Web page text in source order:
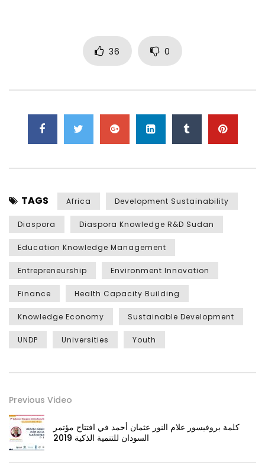
36 0
TAGS Africa Development Sustainability
Diaspora Diaspora Knowledge R&D Sudan
Education Knowledge Management
Entrepreneurship Environment Innovation
Finance Health Capacity Building
Knowledge Economy Sustainable Development
UNDP Universities Youth
Previous Video
كلمة بروفيسور علام النور عثمان أحمد في افتتاح مؤتمر
السودان للتنمية الذكية 2019